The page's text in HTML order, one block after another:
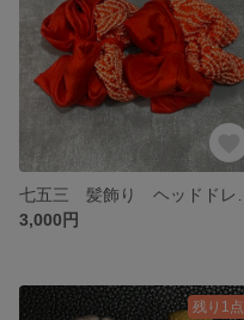
3,000円
残り1点